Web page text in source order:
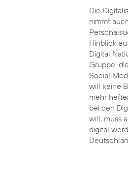
Die
nimmt
Hinblick
Digital
Gruppe,
Social
will keine
mehr
bei den
will, muss
digital